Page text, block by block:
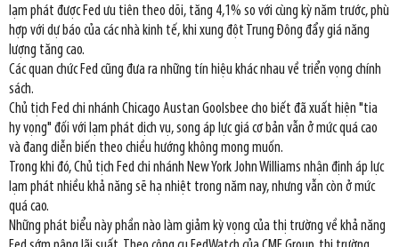
lạm phát được Fed ưu tiên theo dõi, tăng 4,1% so với cùng kỳ năm trước, phù
hợp với dự báo của các nhà kinh tế, khi xung đột Trung Đông đẩy giá năng
lượng tăng cao.
Các quan chức Fed cũng đưa ra những tín hiệu khác nhau về triển vọng chính
sách.
Chủ tịch Fed chi nhánh Chicago Austan Goolsbee cho biết đã xuất hiện "tia
hy vọng" đối với lạm phát dịch vụ, song áp lực giá cơ bản vẫn ở mức quá cao
và đang diễn biến theo chiều hướng không mong muốn.
Trong khi đó, Chủ tịch Fed chi nhánh New York John Williams nhận định áp lực
lạm phát nhiều khả năng sẽ hạ nhiệt trong năm nay, nhưng vẫn còn ở mức
quá cao.
Những phát biểu này phần nào làm giảm kỳ vọng của thị trường về khả năng